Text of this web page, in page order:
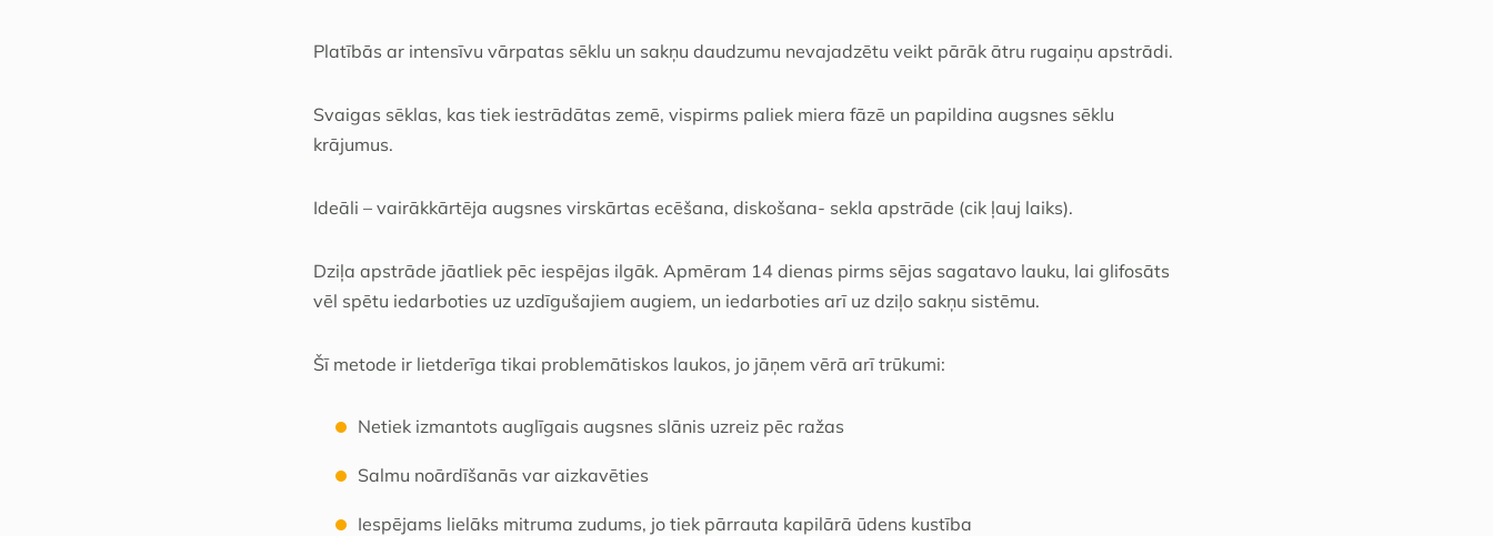
Platībās ar intensīvu vārpatas sēklu un sakņu daudzumu nevajadzētu veikt pārāk ātru rugaiņu apstrādi.
Svaigas sēklas, kas tiek iestrādātas zemē, vispirms paliek miera fāzē un papildina augsnes sēklu
krājumus.
Ideāli – vairākkārtēja augsnes virskārtas ecēšana, diskošana- sekla apstrāde (cik ļauj laiks).
Dziļa apstrāde jāatliek pēc iespējas ilgāk. Apmēram 14 dienas pirms sējas sagatavo lauku, lai glifosāts
vēl spētu iedarboties uz uzdīgušajiem augiem, un iedarboties arī uz dziļo sakņu sistēmu.
Šī metode ir lietderīga tikai problemātiskos laukos, jo jāņem vērā arī trūkumi:
Netiek izmantots auglīgais augsnes slānis uzreiz pēc ražas
Salmu noārdīšanās var aizkavēties
Iespējams lielāks mitruma zudums, jo tiek pārrauta kapilārā ūdens kustība